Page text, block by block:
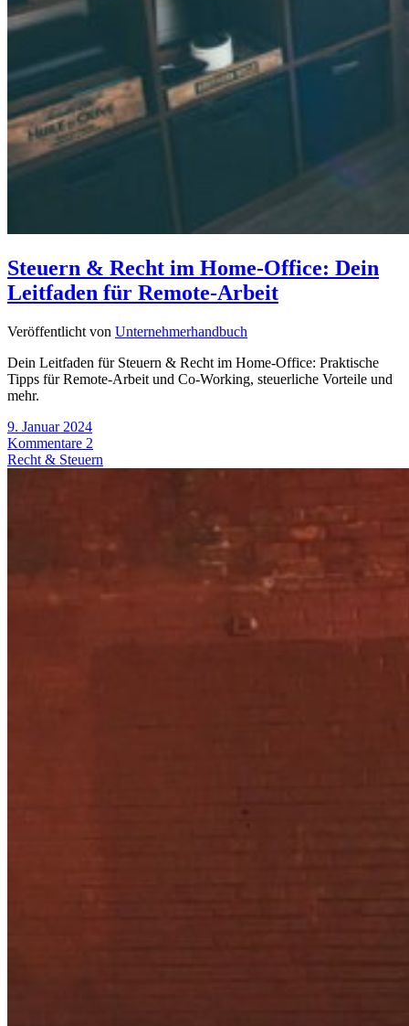
Steuern & Recht im Home-Office: Dein
Leitfaden für Remote-Arbeit
Veröffentlicht von Unternehmerhandbuch
Dein Leitfaden für Steuern & Recht im Home-Office: Praktische
Tipps für Remote-Arbeit und Co-Working, steuerliche Vorteile und
mehr.
9. Januar 2024
Kommentare 2
Recht & Steuern